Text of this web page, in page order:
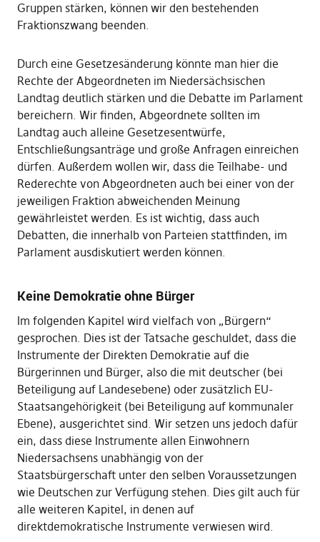
Gruppen stärken, können wir den bestehenden
Fraktionszwang beenden.
Durch eine Gesetzesänderung könnte man hier die
Rechte der Abgeordneten im Niedersächsischen
Landtag deutlich stärken und die Debatte im Parlament
bereichern. Wir finden, Abgeordnete sollten im
Landtag auch alleine Gesetzesentwürfe,
Entschließungsanträge und große Anfragen einreichen
dürfen. Außerdem wollen wir, dass die Teilhabe- und
Rederechte von Abgeordneten auch bei einer von der
jeweiligen Fraktion abweichenden Meinung
gewährleistet werden. Es ist wichtig, dass auch
Debatten, die innerhalb von Parteien stattfinden, im
Parlament ausdiskutiert werden können.
Keine Demokratie ohne Bürger
Im folgenden Kapitel wird vielfach von „Bürgern“
gesprochen. Dies ist der Tatsache geschuldet, dass die
Instrumente der Direkten Demokratie auf die
Bürgerinnen und Bürger, also die mit deutscher (bei
Beteiligung auf Landesebene) oder zusätzlich EU-
Staatsangehörigkeit (bei Beteiligung auf kommunaler
Ebene), ausgerichtet sind. Wir setzen uns jedoch dafür
ein, dass diese Instrumente allen Einwohnern
Niedersachsens unabhängig von der
Staatsbürgerschaft unter den selben Voraussetzungen
wie Deutschen zur Verfügung stehen. Dies gilt auch für
alle weiteren Kapitel, in denen auf
direktdemokratische Instrumente verwiesen wird.